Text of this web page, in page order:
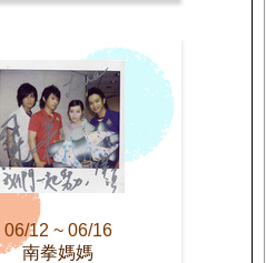
06/12 ~ 06/16
南拳媽媽